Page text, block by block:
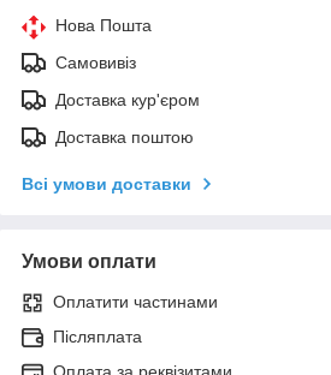
Нова Пошта
Самовивіз
Доставка кур'єром
Доставка поштою
Всі умови доставки
Умови оплати
Оплатити частинами
Післяплата
Оплата за реквізитами